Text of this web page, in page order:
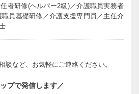
者研修(ヘルパー2級)
介護職員実務者
職員基礎研修 介護支援専門員
主任介
談など、お気軽にご連絡ください。